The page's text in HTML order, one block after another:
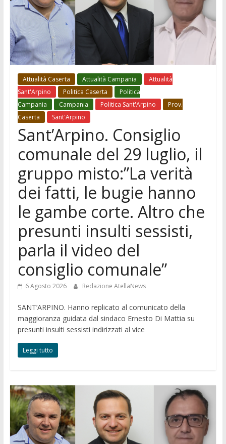
Attualità Caserta Attualità Campania
Attualità
Sant'Arpino
Politica Caserta
Politica
Campania
Campania Politica Sant'Arpino
Prov.
Caserta
Sant'Arpino
Sant’Arpino. Consiglio
comunale del 29 luglio, il
gruppo misto:”La verità
dei fatti, le bugie hanno
le gambe corte. Altro che
presunti insulti sessisti,
parla il video del
consiglio comunale”
6 Agosto 2026 Redazione AtellaNews
SANT’ARPINO. Hanno replicato al comunicato della
maggioranza guidata dal sindaco Ernesto Di Mattia su
presunti insulti sessisti indirizzati al vice
Leggi tutto